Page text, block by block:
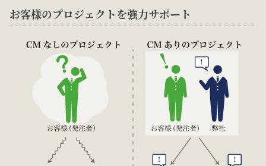
お客様のプロジェクトを強力サポート